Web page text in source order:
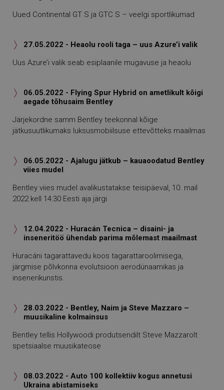
Uued Continental GT S ja GTC S – veelgi sportlikumad

27.05.2022 - Heaolu rooli taga – uus Azure’i valik
Uus Azure’i valik seab esiplaanile mugavuse ja heaolu

06.05.2022 - Flying Spur Hybrid on ametlikult kõigi
aegade tõhusaim Bentley
Järjekordne samm Bentley teekonnal kõige
jätkusuutlikumaks luksusmobiilsuse ettevõtteks maailmas

06.05.2022 - Ajalugu jätkub – kauaoodatud Bentley
viies mudel
Bentley viies mudel avalikustatakse teisipäeval, 10. mail
2022 kell 14:30 Eesti aja järgi

12.04.2022 - Huracán Tecnica – disaini- ja
inseneritöö ühendab parima mõlemast maailmast
Huracáni tagarattavedu koos tagarattaroolimisega,
järgmise põlvkonna evolutsioon aerodünaamikas ja
insenerikunstis.

28.03.2022 - Bentley, Naim ja Steve Mazzaro –
muusikaline kolmainsus
Bentley tellis Hollywoodi produtsendilt Steve Mazzarolt
spetsiaalse muusikateose

08.03.2022 - Auto 100 kollektiiv kogus annetusi
Ukraina abistamiseks